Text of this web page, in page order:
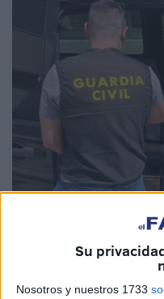
Su
Nosotros y nuestros 1733